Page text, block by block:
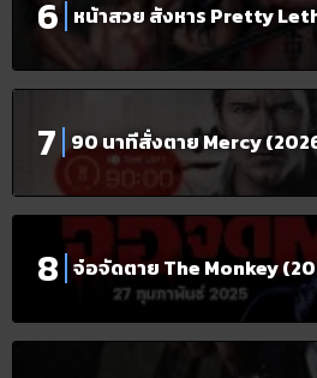
หน้าสวย สังหาร Pretty
90 นาทีสั่งตาย Mercy
จ๋อจัดตาย The Monkey